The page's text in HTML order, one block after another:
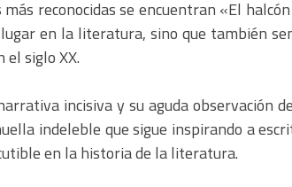
reconocidas se encuentran «El
en la literatura, sino que también
el siglo XX.
incisiva y su aguda observación
indeleble que sigue inspirando a
en la historia de la literatura.